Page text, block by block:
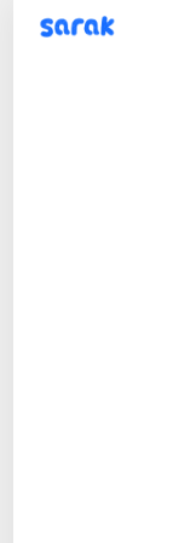
sarak